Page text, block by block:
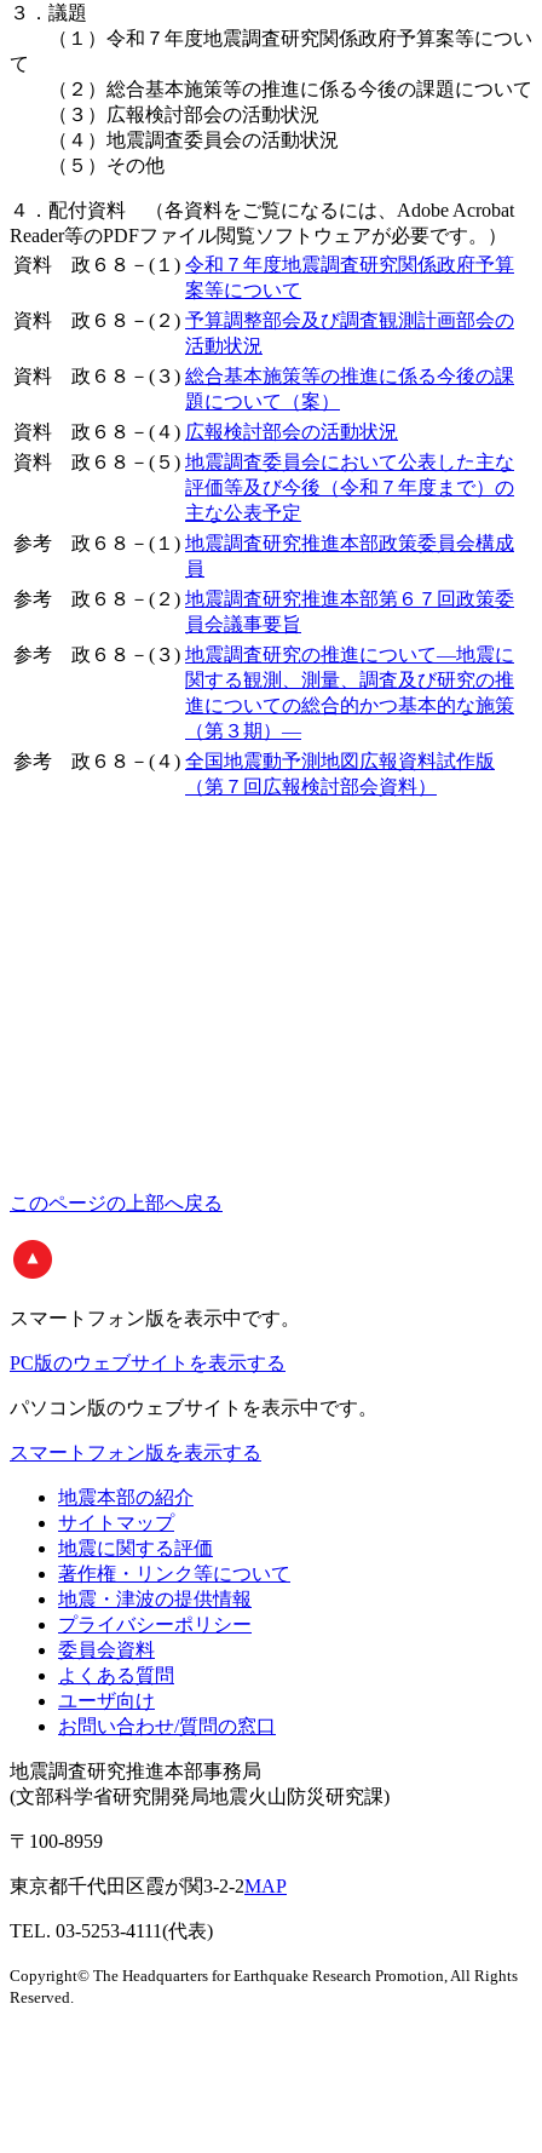
３．議題
（１）令和７年度地震調査研究関係政府予算案等につい
て
（２）総合基本施策等の推進に係る今後の課題について
（３）広報検討部会の活動状況
（４）地震調査委員会の活動状況
（５）その他
４．配付資料 （各資料をご覧になるには、Adobe Acrobat
Reader等のPDFファイル閲覧ソフトウェアが必要です。）
資料 政６８－(１) 令和７年度地震調査研究関係政府予算
案等について
資料 政６８－(２) 予算調整部会及び調査観測計画部会の
活動状況
資料 政６８－(３) 総合基本施策等の推進に係る今後の課
題について（案）
資料 政６８－(４) 広報検討部会の活動状況
資料 政６８－(５) 地震調査委員会において公表した主な
評価等及び今後（令和７年度まで）の
主な公表予定
参考 政６８－(１) 地震調査研究推進本部政策委員会構成
員
参考 政６８－(２) 地震調査研究推進本部第６７回政策委
員会議事要旨
参考 政６８－(３) 地震調査研究の推進について―地震に
関する観測、測量、調査及び研究の推
進についての総合的かつ基本的な施策
（第３期）―
参考 政６８－(４) 全国地震動予測地図広報資料試作版
（第７回広報検討部会資料）
このページの上部へ戻る
スマートフォン版 を表示中です。
PC版のウェブサイトを表示する
パソコン版のウェブサイトを表示中です。
スマートフォン版を表示する
地震本部の紹介
サイトマップ
地震に関する評価
著作権・リンク等について
地震・津波の提供情報
プライバシーポリシー
委員会資料
よくある質問
ユーザ向け
お問い合わせ/質問の窓口
地震調査研究推進本部事務局
(文部科学省研究開発局地震火山防災研究課)
〒100-8959
東京都千代田区霞が関3-2-2MAP
TEL. 03-5253-4111(代表)
Copyright© The Headquarters for Earthquake Research Promotion, All Rights
Reserved.